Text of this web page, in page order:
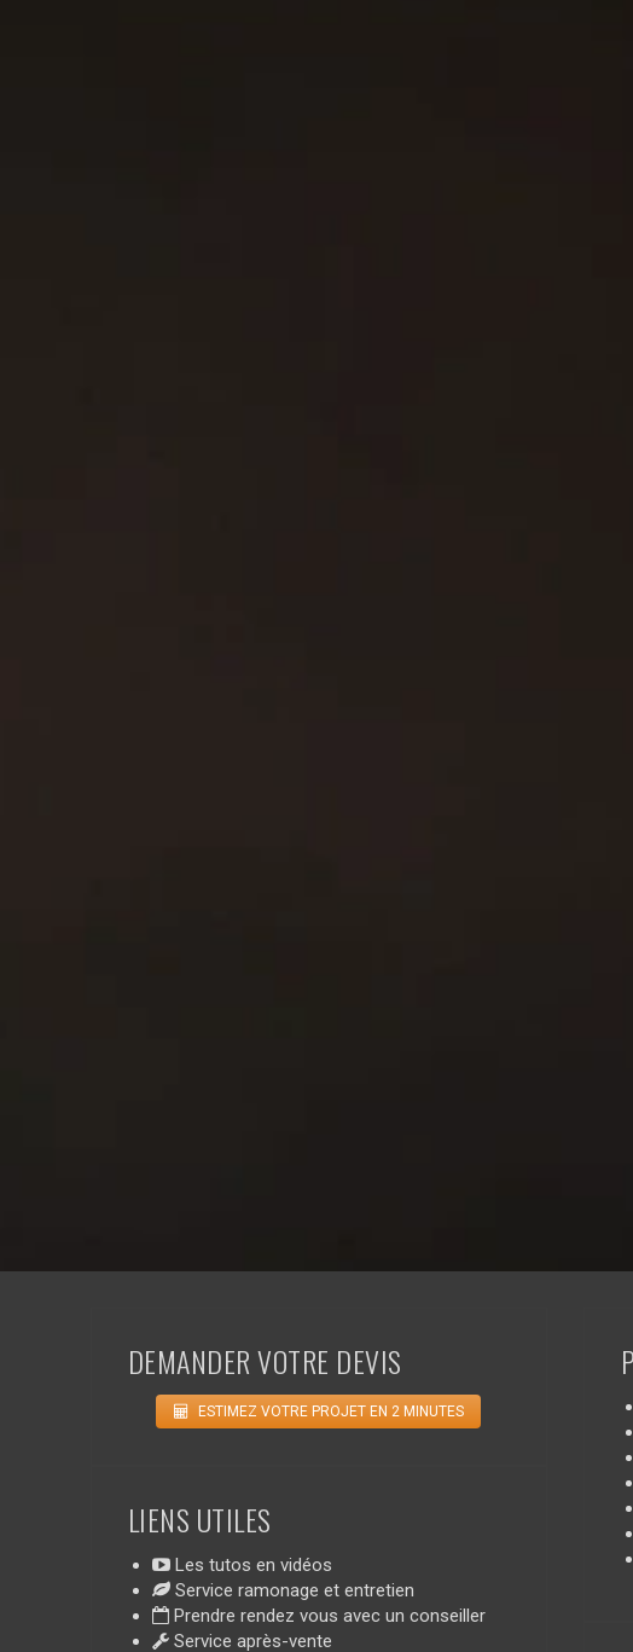
DEMANDER VOTRE DEVIS
ESTIMEZ VOTRE PROJET EN 2 MINUTES
LIENS UTILES
Les tutos en vidéos
Service ramonage et entretien
Prendre rendez vous avec un conseiller
Service après-vente